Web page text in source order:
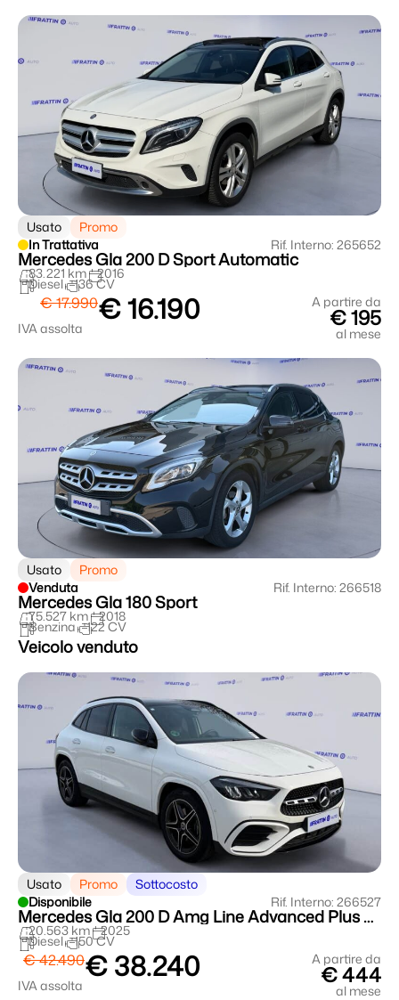
Usato
Promo
In Trattativa
Rif. Interno: 265652
Mercedes Gla 200 D Sport Automatic
83.221 km 2016
Diesel 136 CV
€ 16.190
€ 17.990
IVA assolta
A partire da
€ 195
al mese
Usato
Promo
Venduta
Rif. Interno: 266518
Mercedes Gla 180 Sport
75.527 km 2018
Benzina 122 CV
Veicolo venduto
Usato Promo
Sottocosto
Disponibile
Rif. Interno: 266527
Mercedes Gla 200 D Amg Line Advanced Plus Auto
20.563 km 2025
Diesel 150 CV
€ 38.240
€ 42.490
IVA assolta
A partire da
€ 444
al mese